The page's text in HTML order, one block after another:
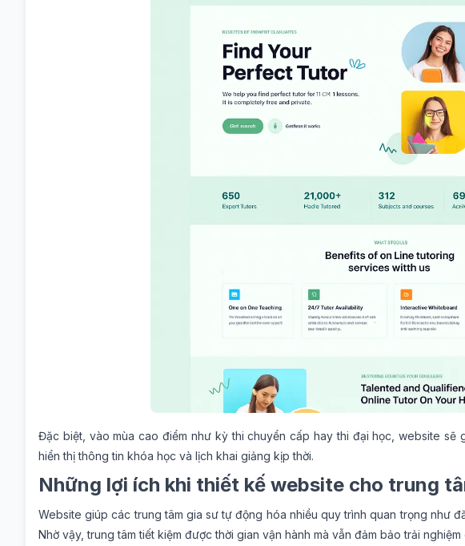
Đặc biệt, vào mùa cao điểm như kỳ thi chuyển cấp hay thi đại học, website sẽ
hiển thị thông tin khóa học và lịch khai giảng kịp thời.
Những lợi ích khi thiết kế website cho trung
Website giúp các trung tâm gia sư tự động hóa nhiều quy trình quan trọng như
Nhờ vậy, trung tâm tiết kiệm được thời gian vận hành mà vẫn đảm bảo trải